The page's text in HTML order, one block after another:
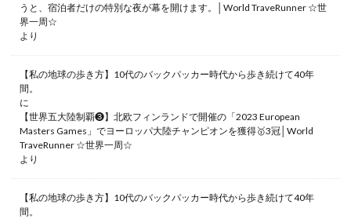
うと、宿泊者だけの特別な夜が幕を開けます。│World TraveRunner ☆世
界一周☆
より
【私の地球の歩き方】10代のバックパッカー時代から歩き続けて40年
間。
に
【世界五大陸制覇❸】北欧フィンランドで開催の「2023 European
Masters Games」でヨーロッパ大陸チャンピオンを獲得🥇3冠│World
TraveRunner ☆世界一周☆
より
【私の地球の歩き方】10代のバックパッカー時代から歩き続けて40年
間。